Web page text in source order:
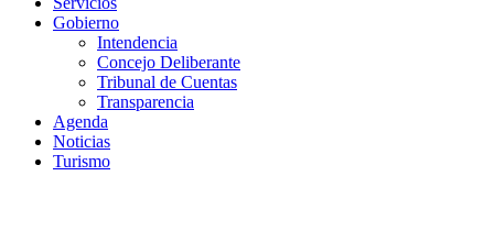
Gobierno
Intendencia
Concejo Deliberante
Tribunal de Cuentas
Transparencia
Agenda
Noticias
Turismo